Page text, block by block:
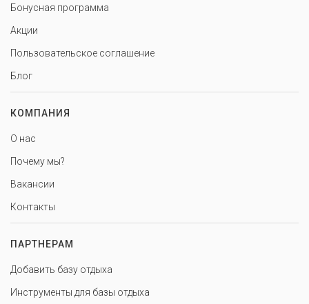
Бонусная программа
Акции
Пользовательское соглашение
Блог
КОМПАНИЯ
О нас
Почему мы?
Вакансии
Контакты
ПАРТНЕРАМ
Добавить базу отдыха
Инструменты для базы отдыха